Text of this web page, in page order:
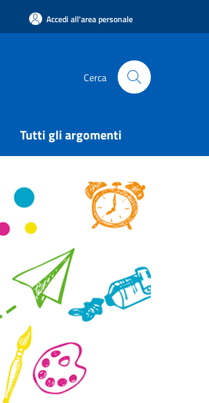
Accedi all'area personale
Cerca
Tutti gli argomenti